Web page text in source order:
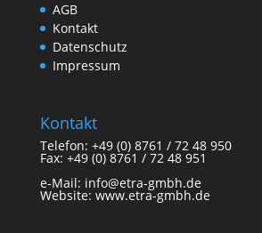
AGB
Kontakt
Datenschutz
Impressum
Kontakt
Telefon: +49 (0) 8761 / 72 48 950
Fax: +49 (0) 8761 / 72 48 951
e-Mail: info@etra-gmbh.de
Website: www.etra-gmbh.de